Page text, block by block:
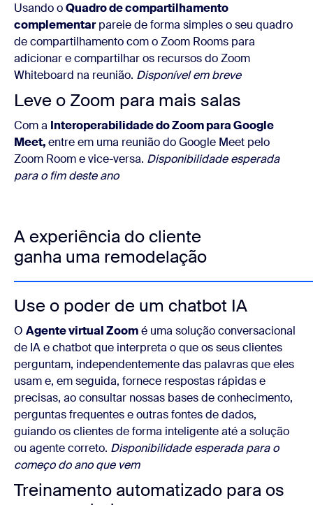
Usando oQuadro de compartilhamento
complementarpareie de forma simples o seu quadro
de compartilhamento com o Zoom Rooms para
adicionar e compartilhar os recursos do Zoom
Whiteboard na reunião. Disponível em breve
Leve o Zoom para mais salas
Com a Interoperabilidade do Zoom para Google
Meet,entre em uma reunião do Google Meet pelo
Zoom Room e vice-versa. Disponibilidade esperada
para o fim deste ano
A experiência do cliente
ganha uma remodelação
Use o poder de um chatbot IA
O Agente virtual Zoomé uma solução conversacional
de IA e chatbot que interpreta o que os seus clientes
perguntam, independentemente das palavras que eles
usam e, em seguida, fornece respostas rápidas e
precisas, ao consultar nossas bases de conhecimento,
perguntas frequentes e outras fontes de dados,
guiando os clientes de forma inteligente até a solução
ou agente correto. Disponibilidade esperada para o
começo do ano que vem
Treinamento automatizado para os